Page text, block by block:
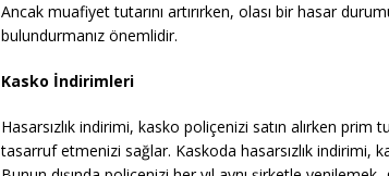
Ancak muafiyet tutarını artırırken, olası bir hasar
bulundurmanız önemlidir.
Kasko İndirimleri
Hasarsızlık indirimi, kasko poliçenizi satın alırken
tasarruf etmenizi sağlar. Kaskoda hasarsızlık indirimi,